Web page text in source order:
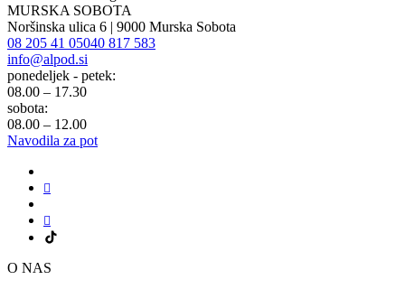
MURSKA SOBOTA
Noršinska ulica 6 | 9000 Murska Sobota
08 205 41 05040 817 583
info@alpod.si
ponedeljek - petek:
08.00 – 17.30
sobota:
08.00 – 12.00
Navodila za pot
O NAS